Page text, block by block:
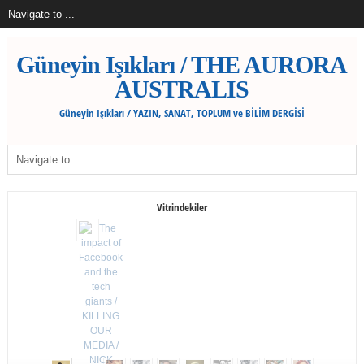
Güneyin Işıkları / THE AURORA
AUSTRALIS
Güneyin Işıkları / YAZIN, SANAT, TOPLUM ve BİLİM DERGİSİ
Vitrindekiler